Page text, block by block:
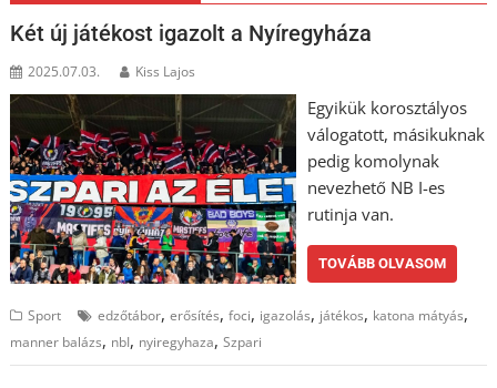
Két új játékost igazolt a Nyíregyháza
2025.07.03. Kiss Lajos
Egyikük korosztályos
válogatott, másikuknak
pedig komolynak
nevezhető NB I-es
rutinja van.
TOVÁBB OLVASOM
Sport edzőtábor,erősítés,foci, igazolás, játékos, katona mátyás,
manner balázs, nbI, nyiregyhaza,Szpari